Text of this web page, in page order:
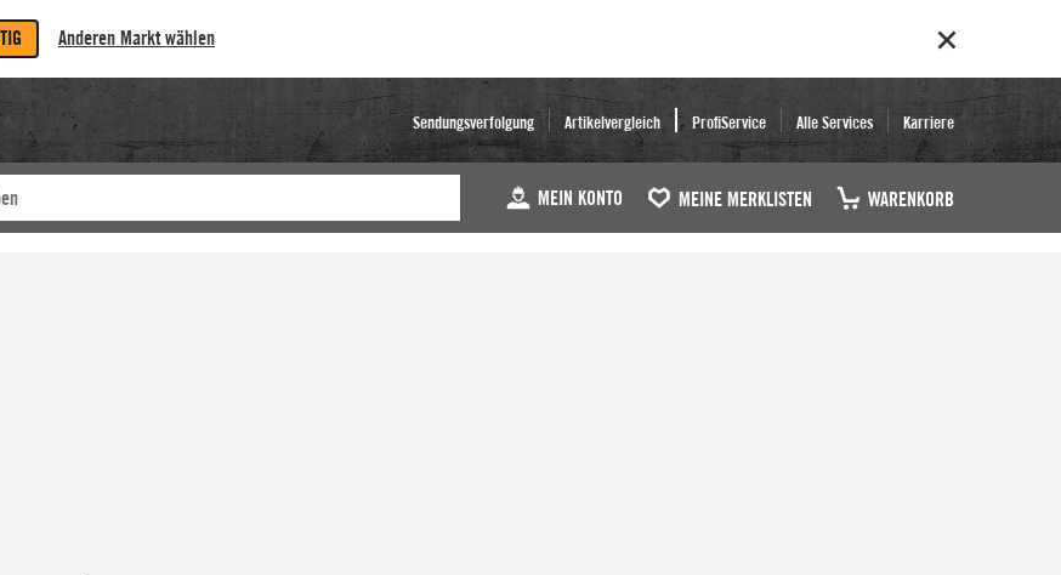
Anderen Markt wählen
Sendungsverfolgung Artikelvergleich ProfiService Alle Services Karriere
MEIN KONTO MEINE MERKLISTEN WARENKORB